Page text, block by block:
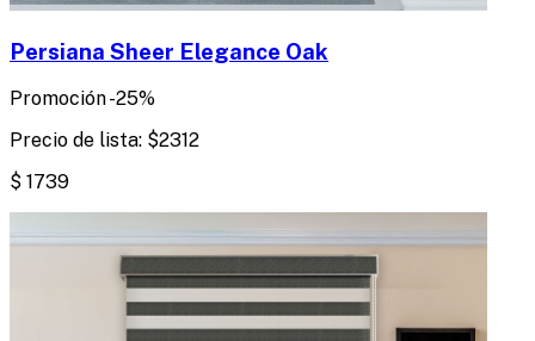
Persiana Sheer Elegance Oak
Promoción-25%
Precio de lista: $2312
$ 1739